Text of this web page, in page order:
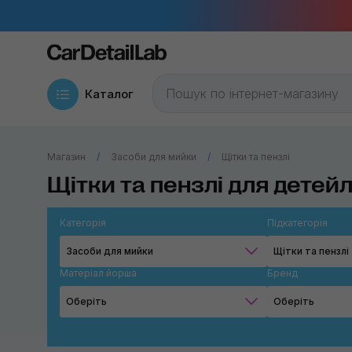
Каталог
Магазин Засоби для мийки Щітки та пензлі
Щітки та пензлі для
Категорія
Засоби для мийки
Підкатегорія
Щітки та пензлі
Матеріал йорша
Оберіть
Бренд
Оберіть